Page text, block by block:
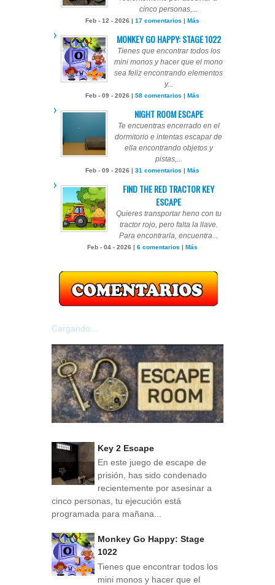
cinco personas,...
Feb - 12 - 2026 | 17 comentarios | Más
MONKEY GO HAPPY: STAGE 1022
Tienes que encontrar todos los
mini monos y hacer que el mono
sea feliz encontrando elementos
y...
Feb - 09 - 2026 | 58 comentarios | Más
NIGHT ROOM ESCAPE
Te encuentras encerrado en el
dormitorio e intentas escapar de
ella encontrando objetos y
pistas,...
Feb - 09 - 2026 | 31 comentarios | Más
FIND THE RED TRACTOR KEY
ESCAPE
Quieres transportar heno con tu
tractor rojo, pero falta la llave.
Para encontrarla, encuentra...
Feb - 04 - 2026 | 6 comentarios | Más
Cargando...
Key 2 Escape
En este juego de escape de
prisión, has sido condenado
recientemente por asesinar a
cinco personas, tu ejecución está
programada para mañana...
Monkey Go Happy: Stage
1022
Tienes que encontrar todos los
mini monos y hacer que el